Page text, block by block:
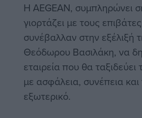
Η AEGEAN, συμπληρώνει
γιορτάζει με τους
συνέβαλλαν στην εξέλιξή
Θεόδωρου Βασιλάκη, να
εταιρεία που θα ταξιδεύει
με ασφάλεια, συνέπεια
εξωτερικό.